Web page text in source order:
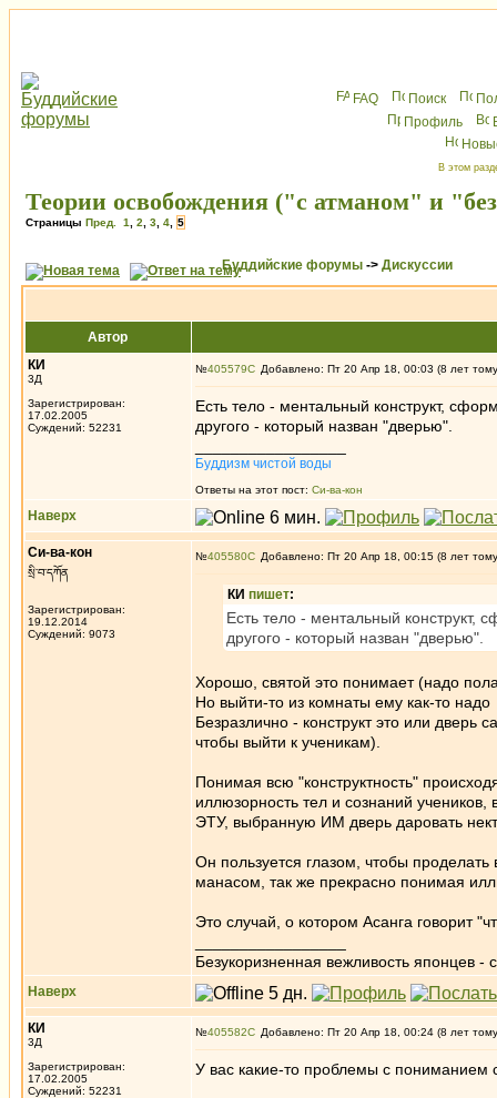
FAQ Поиск
Профиль
В этом
Теории освобождения ("с атманом" и
Страницы Пред. 1 2 3 4 5
Буддийские форумы -> Дискуссии
Автор
КИ
3Д
Зарегистрирован:
17.02.2005
Суждений: 52231
№405579 Добавлено: Пт 20 Апр 18, 00:03 (8 лет
Есть тело - ментальный конструкт,
другого - который назван "дверью".
Буддизм чистой воды
Ответы на этот пост: Си-ва-кон
Наверх
Си-ва-кон
སྲི་བ་དཀོན
Зарегистрирован:
19.12.2014
Суждений: 9073
№405580 Добавлено: Пт 20 Апр 18, 00:15 (8 лет
КИ пишет:
Есть тело - ментальный конструкт,
другого - который назван "дверью".
Хорошо, святой это понимает (надо
Но выйти-то из комнаты ему как-то надо
Безразлично - конструкт это или
чтобы выйти к ученикам).
Понимая всю "конструктность"
иллюзорность тел и сознаний
ЭТУ, выбранную ИМ дверь даровать
Он пользуется глазом, чтобы
манасом, так же прекрасно понимая
Это случай, о котором Асанга говорит
Безукоризненная вежливость японцев -
Наверх
КИ
3Д
Зарегистрирован:
17.02.2005
Суждений: 52231
№405582 Добавлено: Пт 20 Апр 18, 00:24 (8 лет
У вас какие-то проблемы с пониманием